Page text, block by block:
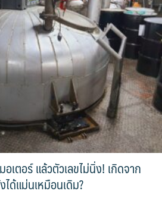
เตอร์ แล้วตัวเลขไม่นิ่ง! เกิดจาก
ได้แม่นเหมือนเดิม?